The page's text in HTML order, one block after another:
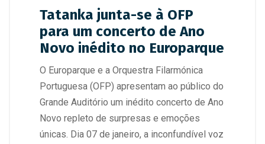
Tatanka junta-se à OFP
para um concerto de Ano
Novo inédito no Europarque
O Europarque e a Orquestra Filarmónica
Portuguesa (OFP) apresentam ao público do
Grande Auditório um inédito concerto de Ano
Novo repleto de surpresas e emoções
únicas. Dia 07 de janeiro, a inconfundível voz